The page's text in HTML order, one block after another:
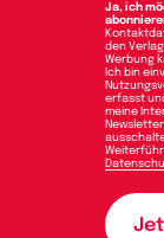
Ja, ich
den
Werbung
Ich bin
erfasst
meine